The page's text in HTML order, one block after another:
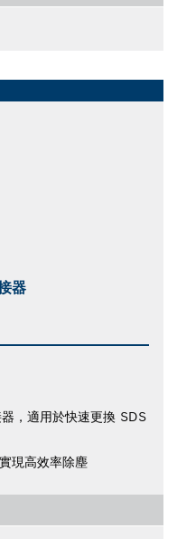
器
，適用於快速更換 SDS
現高效率除塵